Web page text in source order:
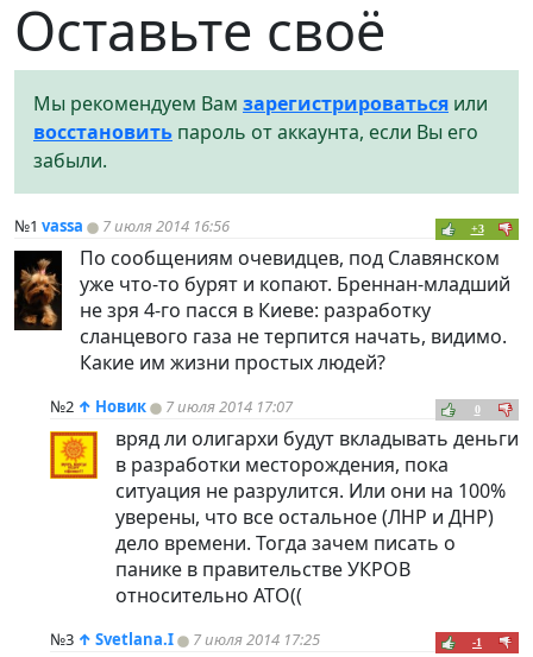
Оставьте своё
Мы рекомендуем Вам зарегистрироваться или
восстановить пароль от аккаунта, если Вы его
забыли.
№1 vassa 7 июля 2014 16:56 +3
По сообщениям очевидцев, под Славянском
уже что-то бурят и копают. Бреннан-младший
не зря 4-го пасся в Киеве: разработку
сланцевого газа не терпится начать, видимо.
Какие им жизни простых людей?
№2 ↑ Новик 7 июля 2014 17:07 0
вряд ли олигархи будут вкладывать деньги
в разработки месторождения, пока
ситуация не разрулится. Или они на 100%
уверены, что все остальное (ЛНР и ДНР)
дело времени. Тогда зачем писать о
панике в правительстве УКРОВ
относительно АТО((
№3 ↑ Svetlana.I 7 июля 2014 17:25 -1